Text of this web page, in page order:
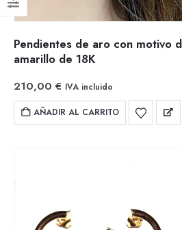
Pendientes de aro con motivo
amarillo de 18K
210,00 € IVA incluido
AÑADIR AL CARRITO